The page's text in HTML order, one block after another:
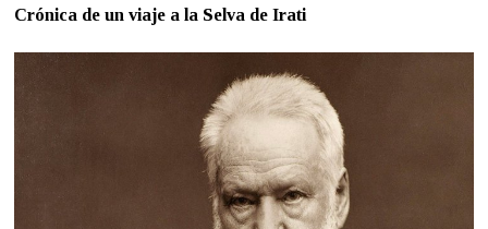
Crónica de un viaje a la Selva de Irati